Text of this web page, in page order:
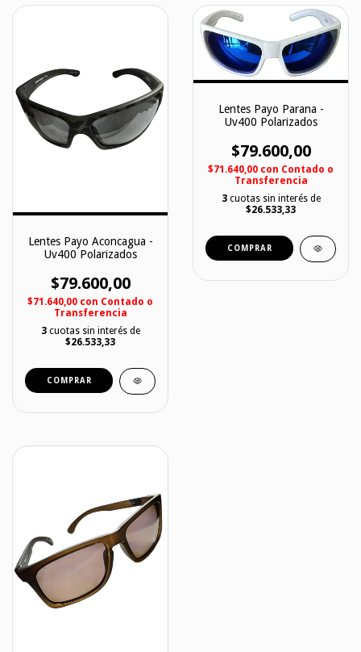
Lentes Payo Aconcagua -
Uv400 Polarizados
$79.600,00
$71.640,00 con Contado o
Transferencia
3 cuotas sin interés de
$26.533,33
COMPRAR
Lentes Payo Parana -
Uv400 Polarizados
$79.600,00
$71.640,00 con Contado o
Transferencia
3 cuotas sin interés de
$26.533,33
COMPRAR